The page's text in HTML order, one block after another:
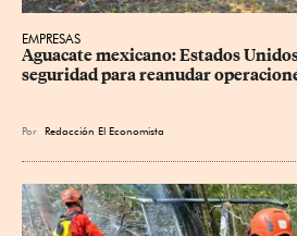
EMPRESAS
Aguacate mexicano: Estados
seguridad para reanudar
Por Redacción El Economista